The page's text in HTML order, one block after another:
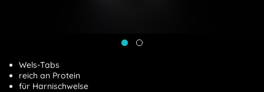
Wels-Tabs
reich an Protein
für Harnischwelse